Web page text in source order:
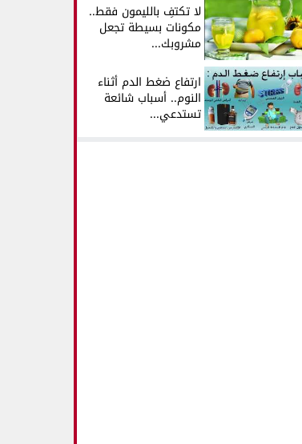
لا تكتفِ بالليمون فقط..
مكونات بسيطة تجعل
مشروبك...
ارتفاع ضغط الدم أثناء
النوم.. أسباب شائعة
تستدعي...